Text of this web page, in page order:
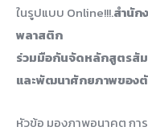
ในรูปแบบ Online!!!.สำนัก
พลาสติก
ร่วมมือกันจัดหลักสูตรสัม
และพัฒนาศักยภาพของตั
หัวข้อ มองภาพอนาคต ก